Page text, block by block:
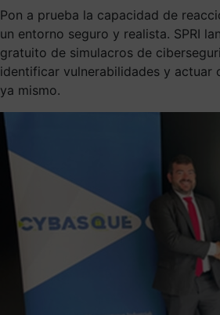
Pon a prueba la capacidad de
un entorno seguro y realista. SPRI
gratuito de simulacros de
identificar vulnerabilidades y actuar
ya mismo.